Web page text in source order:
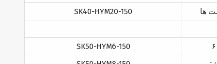
SK40-HYM20-150
ها
SK50-HYM6-150
۶